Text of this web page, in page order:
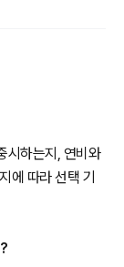
시하는지, 연비와
에 따라 선택 기